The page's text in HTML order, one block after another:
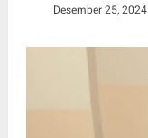
Desember 25, 2024